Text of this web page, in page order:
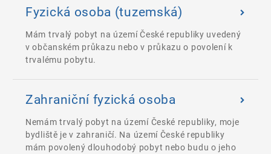
Fyzická osoba (tuzemská)
Mám trvalý pobyt na území České republiky uvedený
v občanském průkazu nebo v průkazu o povolení k
trvalému pobytu.
Zahraniční fyzická osoba
Nemám trvalý pobyt na území České republiky, moje
bydliště je v zahraničí. Na území České republiky
mám povolený dlouhodobý pobyt nebo budu o jeho